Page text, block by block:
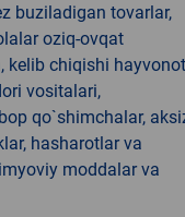
buziladigan tovarlar,
oziq-ovqat
kelib chiqishi
vositalari,
qo`shimchalar,
hasharotlar va
moddalar va